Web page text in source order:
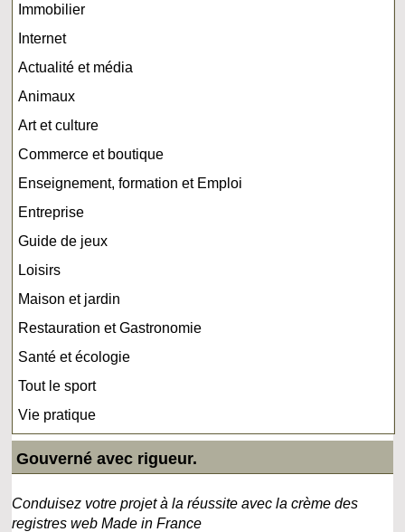
Immobilier
Internet
Actualité et média
Animaux
Art et culture
Commerce et boutique
Enseignement, formation et Emploi
Entreprise
Guide de jeux
Loisirs
Maison et jardin
Restauration et Gastronomie
Santé et écologie
Tout le sport
Vie pratique
Gouverné avec rigueur.
Conduisez votre projet à la réussite avec la crème des
registres web Made in France